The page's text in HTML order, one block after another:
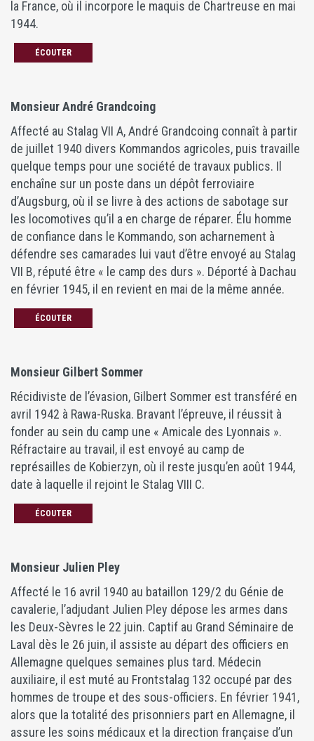
la France, où il incorpore le maquis de Chartreuse en mai
1944.
ÉCOUTER
Monsieur André Grandcoing
Affecté au Stalag VII A, André Grandcoing connaît à partir
de juillet 1940 divers Kommandos agricoles, puis travaille
quelque temps pour une société de travaux publics. Il
enchaîne sur un poste dans un dépôt ferroviaire
d’Augsburg, où il se livre à des actions de sabotage sur
les locomotives qu’il a en charge de réparer. Élu homme
de confiance dans le Kommando, son acharnement à
défendre ses camarades lui vaut d’être envoyé au Stalag
VII B, réputé être « le camp des durs ». Déporté à Dachau
en février 1945, il en revient en mai de la même année.
ÉCOUTER
Monsieur Gilbert Sommer
Récidiviste de l’évasion, Gilbert Sommer est transféré en
avril 1942 à Rawa-Ruska. Bravant l’épreuve, il réussit à
fonder au sein du camp une « Amicale des Lyonnais ».
Réfractaire au travail, il est envoyé au camp de
représailles de Kobierzyn, où il reste jusqu’en août 1944,
date à laquelle il rejoint le Stalag VIII C.
ÉCOUTER
Monsieur Julien Pley
Affecté le 16 avril 1940 au bataillon 129/2 du Génie de
cavalerie, l’adjudant Julien Pley dépose les armes dans
les Deux-Sèvres le 22 juin. Captif au Grand Séminaire de
Laval dès le 26 juin, il assiste au départ des officiers en
Allemagne quelques semaines plus tard. Médecin
auxiliaire, il est muté au Frontstalag 132 occupé par des
hommes de troupe et des sous-officiers. En février 1941,
alors que la totalité des prisonniers part en Allemagne, il
assure les soins médicaux et la direction française d’un